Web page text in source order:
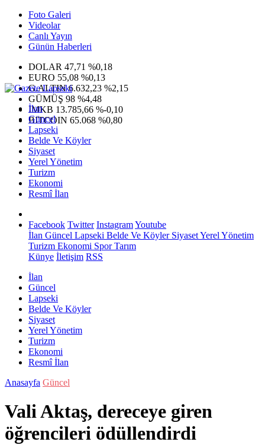
Foto Galeri
Videolar
Canlı Yayın
Günün Haberleri
DOLAR 47,71 %0,18
EURO 55,08 %0,13
G.ALTIN6.632,23 %2,15
GÜMÜŞ 98 %4,48
IMKB 13.785,66 %-0,10
BITCOIN 65.068 %0,80
İlan
Güncel
Lapseki
Belde Ve Köyler
Siyaset
Yerel Yönetim
Turizm
Ekonomi
Resmî İlan
Facebook Twitter InstagramYoutube
İlan Güncel Lapseki Belde Ve KöylerSiyasetYerel Yönetim
Turizm Ekonomi SporTarım
Künye İletişim RSS
İlan
Güncel
Lapseki
Belde Ve Köyler
Siyaset
Yerel Yönetim
Turizm
Ekonomi
Resmî İlan
Anasayfa Güncel
Vali Aktaş, dereceye giren
öğrencileri ödüllendirdi